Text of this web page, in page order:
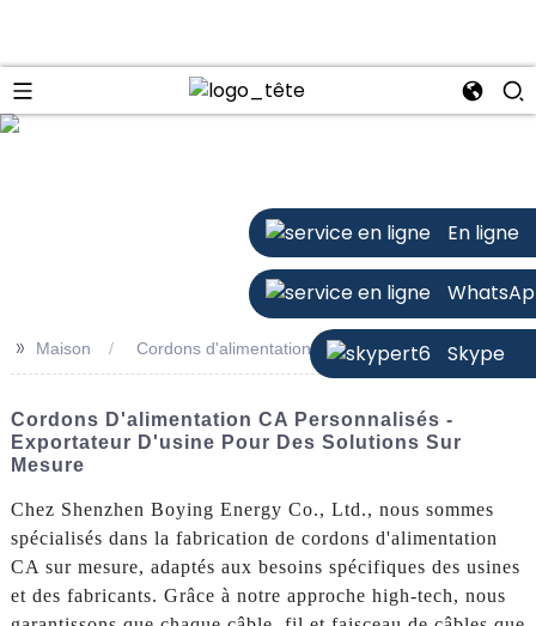
En ligne
Skype
>> Maison Cordons d'alimentation CA personnalisés
Cordons D'alimentation CA Personnalisés -
Exportateur D'usine Pour Des Solutions Sur
Mesure
Chez Shenzhen Boying Energy Co., Ltd., nous sommes
spécialisés dans la fabrication de cordons d'alimentation
CA sur mesure, adaptés aux besoins spécifiques des usines
et des fabricants. Grâce à notre approche high-tech, nous